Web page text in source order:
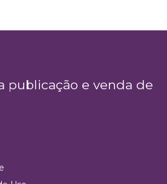
publicação e venda de